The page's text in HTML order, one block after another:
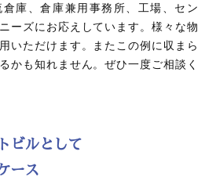
庫、倉庫兼用事務所、工場、セン
ーズにお応えしています。様々な物
いただけます。またこの例に収まら
かも知れません。ぜひ一度ご相談く
ビルとして
ース